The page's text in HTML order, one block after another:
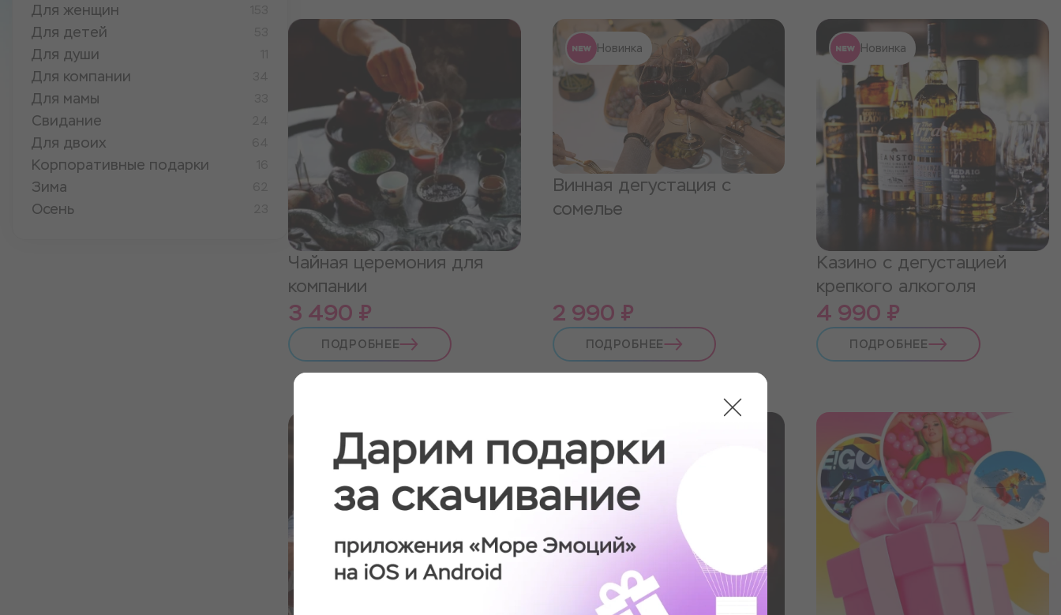
Для женщин
Для детей
Для души
Для компании
Для мамы
Свидание
Для двоих
Корпоративные подарки
Зима
Осень
Чайная церемония для
компании
3 490 ₽
ПОДРОБНЕЕ
Новинка
Винная дегустация с
сомелье
2 990 ₽
ПОДРОБНЕЕ
Новинка
Казино с дегустацией
крепкого алкоголя
4 990 ₽
ПОДРОБНЕЕ
Новинка